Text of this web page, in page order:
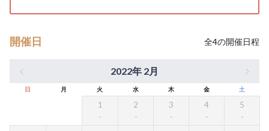
開催日 全4の開催日程
2022年 2月
日 月 火 水 木 金 土
1 2 3 4 5